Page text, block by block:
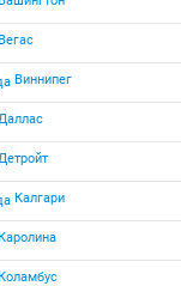
Виннипег
Калгари
Каролина
Коламбус